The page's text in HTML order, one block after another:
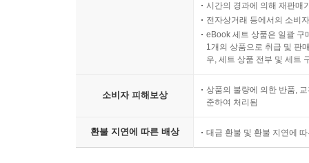
시간의 경과에 의해 재판매
전자상거래 등에서의 소비
eBook 세트 상품은 일괄 구
1개의 상품으로 취급 및 판
우, 세트 상품 전부 및 세트
소비자 피해보상
상품의 불량에 의한 반품,
준하여 처리됨
환불 지연에 따른 배상 대금 환불 및 환불 지연에